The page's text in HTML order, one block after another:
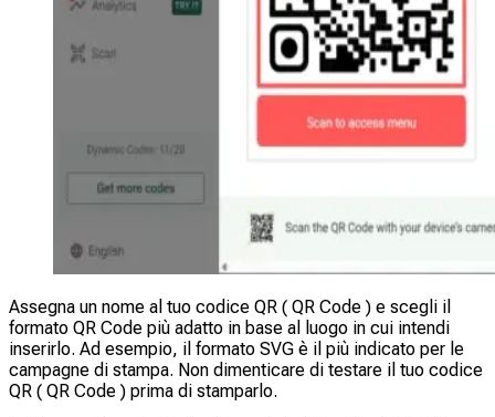
Assegna un nome al tuo codice QR ( QR Code ) e scegli il
formato QR Code più adatto in base al luogo in cui intendi
inserirlo. Ad esempio, il formato SVG è il più indicato per le
campagne di stampa. Non dimenticare di testare il tuo codice
QR ( QR Code ) prima di stamparlo.